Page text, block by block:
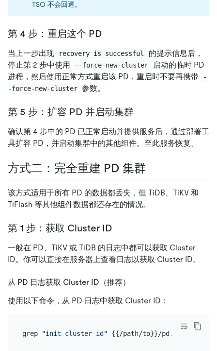
TSO 不会回退。
第 4 步：重启这个 PD
当上一步出现 recovery is successful
的提示信息后，
停止第 2 步中使用
--force-new-cluster
启动的临时 PD
进程，然后使用正常方式重启该 PD，重启时不要再携带
-
-force-new-cluster 参数。
第 5 步：扩容 PD 并启动集群
确认第 4 步中的 PD 已正常启动并提供服务后，通过部署工
具扩容 PD，并启动集群中的其他组件。至此服务恢复。
方式二：完全重建 PD 集群
该方式适用于所有 PD 的数据都丢失，但 TiDB、TiKV 和
TiFlash 等其他组件数据都还存在的情况。
第 1 步：获取 Cluster ID
一般在 PD、TiKV 或 TiDB 的日志中都可以获取 Cluster
ID。你可以直接在服务器上查看日志以获取 Cluster ID。
从 PD 日志获取 Cluster ID（推荐）
使用以下命令，从 PD 日志中获取 Cluster ID：
grep "init cluster id"